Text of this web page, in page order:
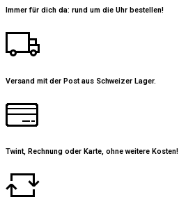
Immer für dich da: rund um die Uhr bestellen!
Versand mit der Post aus Schweizer Lager.
Twint, Rechnung oder Karte, ohne weitere Kosten!